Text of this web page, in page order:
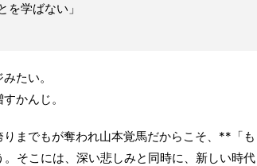
学ばない」
たい。
かんじ。
までもが奪われ山本覚馬だからこそ、**「も
そこには、深い悲しみと同時に、新しい時代